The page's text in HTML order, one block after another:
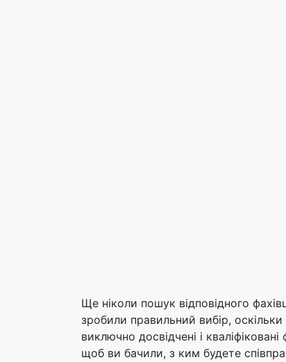
Ще ніколи пошук відповідного
зробили правильний вибір,
виключно досвідчені і
щоб ви бачили, з ким будете